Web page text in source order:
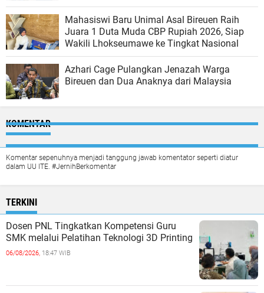
Mahasiswi Baru Unimal Asal Bireuen Raih
Juara 1 Duta Muda CBP Rupiah 2026, Siap
Wakili Lhokseumawe ke Tingkat Nasional
Azhari Cage Pulangkan Jenazah Warga
Bireuen dan Dua Anaknya dari Malaysia
KOMENTAR
Komentar sepenuhnya menjadi tanggung jawab komentator seperti diatur
dalam UU ITE. #JernihBerkomentar
TERKINI
Dosen PNL Tingkatkan Kompetensi Guru
SMK melalui Pelatihan Teknologi 3D Printing
06/08/2026, 18:47 WIB